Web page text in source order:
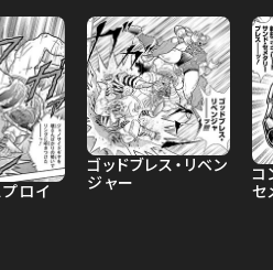
ロイ
ゴッドブレス・リベン
ジャー
コ
セ